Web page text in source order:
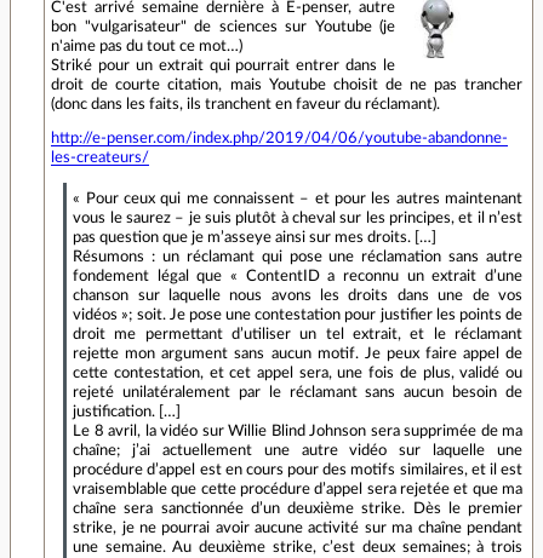
C'est arrivé semaine dernière à E-penser, autre
bon "vulgarisateur" de sciences sur Youtube (je
n'aime pas du tout ce mot…)
Striké pour un extrait qui pourrait entrer dans le
droit de courte citation, mais Youtube choisit de ne pas trancher
(donc dans les faits, ils tranchent en faveur du réclamant).
http://e-penser.com/index.php/2019/04/06/youtube-abandonne-
les-createurs/
« Pour ceux qui me connaissent – et pour les autres maintenant
vous le saurez – je suis plutôt à cheval sur les principes, et il n’est
pas question que je m’asseye ainsi sur mes droits. […]
Résumons : un réclamant qui pose une réclamation sans autre
fondement légal que « ContentID a reconnu un extrait d’une
chanson sur laquelle nous avons les droits dans une de vos
vidéos »; soit. Je pose une contestation pour justifier les points de
droit me permettant d’utiliser un tel extrait, et le réclamant
rejette mon argument sans aucun motif. Je peux faire appel de
cette contestation, et cet appel sera, une fois de plus, validé ou
rejeté unilatéralement par le réclamant sans aucun besoin de
justification. […]
Le 8 avril, la vidéo sur Willie Blind Johnson sera supprimée de ma
chaîne; j’ai actuellement une autre vidéo sur laquelle une
procédure d’appel est en cours pour des motifs similaires, et il est
vraisemblable que cette procédure d’appel sera rejetée et que ma
chaîne sera sanctionnée d’un deuxième strike. Dès le premier
strike, je ne pourrai avoir aucune activité sur ma chaîne pendant
une semaine. Au deuxième strike, c’est deux semaines; à trois